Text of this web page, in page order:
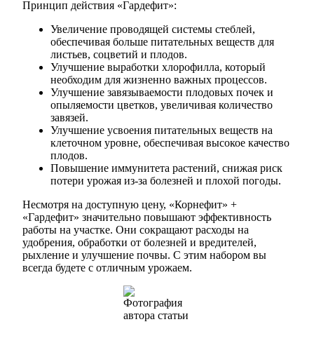
Принцип действия «Гардефит»:
Увеличение проводящей системы стеблей,
обеспечивая больше питательных веществ для
листьев, соцветий и плодов.
Улучшение выработки хлорофилла, который
необходим для жизненно важных процессов.
Улучшение завязываемости плодовых почек и
опыляемости цветков, увеличивая количество
завязей.
Улучшение усвоения питательных веществ на
клеточном уровне, обеспечивая высокое качество
плодов.
Повышение иммунитета растений, снижая риск
потери урожая из-за болезней и плохой погоды.
Несмотря на доступную цену, «Корнефит» +
«Гардефит» значительно повышают эффективность
работы на участке. Они сокращают расходы на
удобрения, обработки от болезней и вредителей,
рыхление и улучшение почвы. С этим набором вы
всегда будете с отличным урожаем.